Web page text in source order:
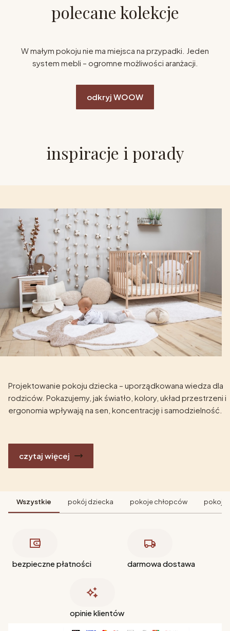
polecane kolekcje
W małym pokoju nie ma miejsca na przypadki. Jeden
system mebli – ogromne możliwości aranżacji.
odkryj WOOW
inspiracje i porady
Projektowanie pokoju dziecka – uporządkowana wiedza dla
rodziców. Pokazujemy, jak światło, kolory, układ przestrzeni i
ergonomia wpływają na sen, koncentrację i samodzielność.
czytaj więcej
Wszystkie pokój dziecka pokoje chłopców pokoje
bezpieczne płatności darmowa dostawa
opinie klientów